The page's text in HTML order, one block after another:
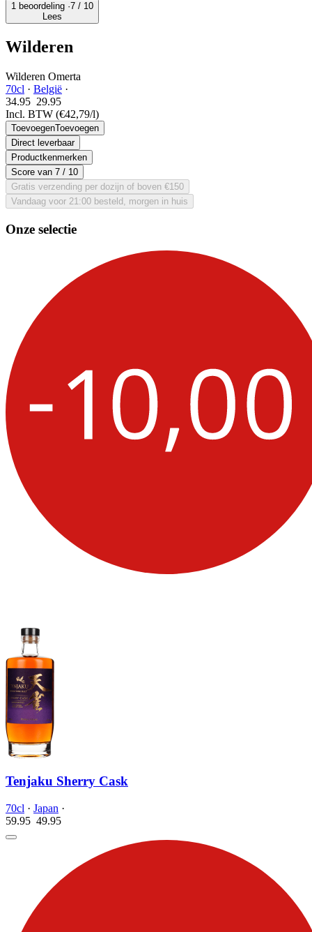
1 beoordeling ·7 / 10
Lees
Wilderen
Wilderen Omerta
70cl · België ·
34.95 29.95
Incl. BTW (€42,79/l)
ToevoegenToevoegen
Direct leverbaar
Productkenmerken
Score van 7 / 10
Gratis verzending per dozijn of boven €150
Vandaag voor 21:00 besteld, morgen in huis
Onze selectie
Tenjaku Sherry Cask
70cl · Japan ·
59.95 49.95